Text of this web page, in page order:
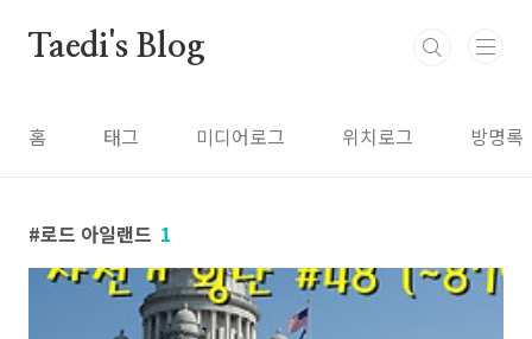
Taedi's Blog
홈 태그 미디어로그 위치로그 방명록
로드 아일랜드 1